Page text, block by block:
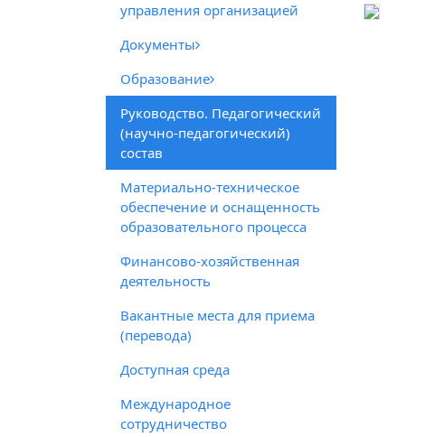
управления организацией
Документы
Образование
Руководство. Педагогический
(научно-педагогический)
состав
Материально-техническое
обеспечение и оснащенность
образовательного процесса
Финансово-хозяйственная
деятельность
Вакантные места для приема
(перевода)
Доступная среда
Международное
сотрудничество